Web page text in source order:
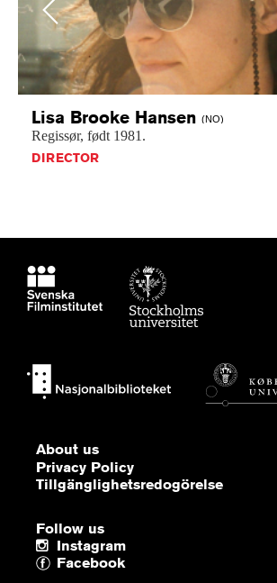
Previous
Lisa Brooke Hansen (NO)
Regissør, født 1981.
DIRECTOR
About us
Privacy Policy
Tillgänglighetsredogörelse
Follow us
Instagram
Facebook